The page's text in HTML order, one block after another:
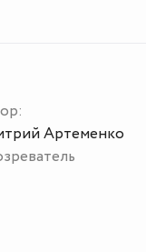
Артеменко